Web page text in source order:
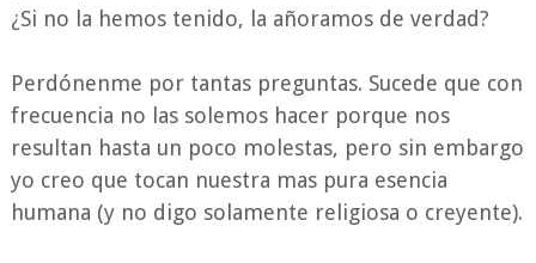
¿Si no la hemos tenido, la añoramos de verdad?
Perdónenme por tantas preguntas. Sucede que con
frecuencia no las solemos hacer porque nos
resultan hasta un poco molestas, pero sin embargo
yo creo que tocan nuestra mas pura esencia
humana (y no digo solamente religiosa o creyente).